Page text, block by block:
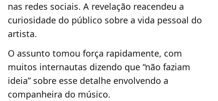
nas redes sociais. A revelação reacendeu a
curiosidade do público sobre a vida pessoal do
artista.
O assunto tomou força rapidamente, com
muitos internautas dizendo que “não faziam
ideia” sobre esse detalhe envolvendo a
companheira do músico.